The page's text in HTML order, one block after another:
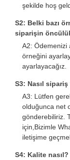
şekilde hoş
S2: Belki bazı
siparişin
A2: Ödemenizi
örneğini
ayarlayacağız.
S3: Nasıl
A3: Lütfen
olduğunca net
gönderebiliriz.
için,Bizimle
iletişime
S4: Kalite nasıl?